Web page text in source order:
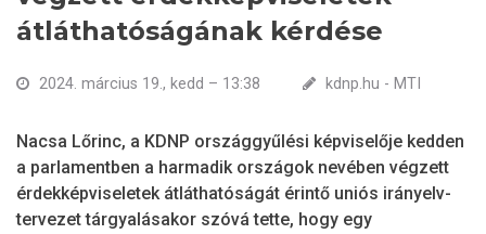
átláthatóságának kérdése
2024. március 19., kedd – 13:38 kdnp.hu - MTI
Nacsa Lőrinc, a KDNP országgyűlési képviselője kedden
a parlamentben a harmadik országok nevében végzett
érdekképviseletek átláthatóságát érintő uniós irányelv-
tervezet tárgyalásakor szóvá tette, hogy egy